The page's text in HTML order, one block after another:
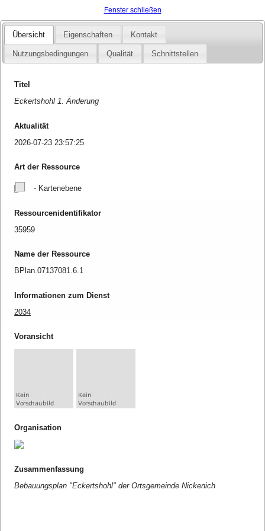
Fenster schließen
Übersicht Eigenschaften Kontakt
Nutzungsbedingungen Qualität Schnittstellen
Titel
Eckertshohl 1. Änderung
Aktualität
2026-07-23 23:57:25
Art der Ressource
- Kartenebene
Ressourcenidentifikator
35959
Name der Ressource
BPlan.07137081.6.1
Informationen zum Dienst
2034
Voransicht
Organisation
Zusammenfassung
Bebauungsplan "Eckertshohl" der Ortsgemeinde Nickenich